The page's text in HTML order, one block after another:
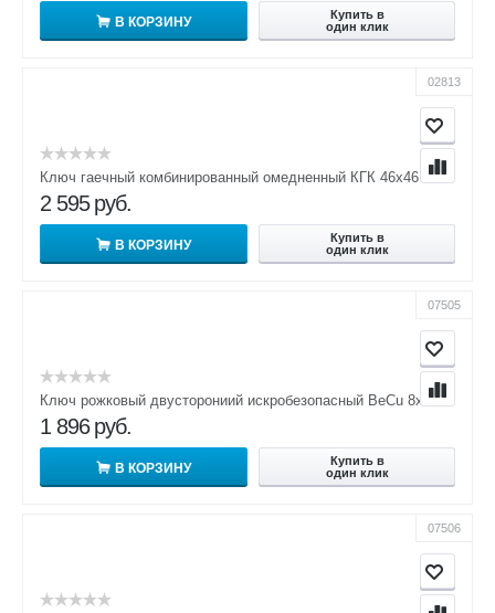
В КОРЗИНУ
Купить в
один клик
02813
Ключ гаечный комбинированный омедненный КГК 46х46
2 595 руб.
В КОРЗИНУ
Купить в
один клик
07505
Ключ рожковый двусторониий искробезопасный BeCu 8х10
1 896 руб.
В КОРЗИНУ
Купить в
один клик
07506